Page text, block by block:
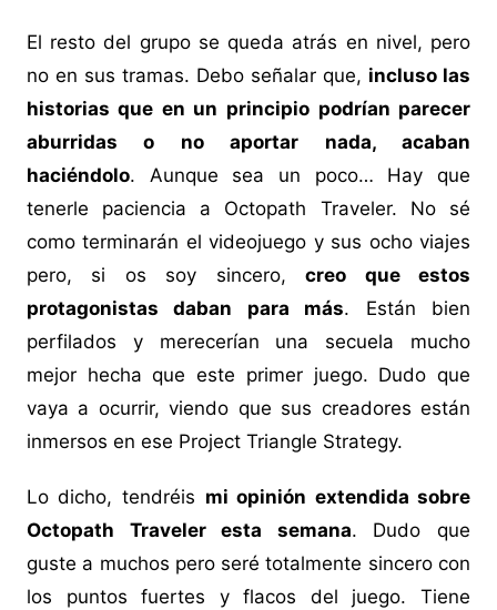
El resto del grupo se queda atrás en nivel, pero
no en sus tramas. Debo señalar que, incluso las
historias que en un principio podrían parecer
aburridas o no aportar nada, acaban
haciéndolo. Aunque sea un poco… Hay que
tenerle paciencia a Octopath Traveler. No sé
como terminarán el videojuego y sus ocho viajes
pero, si os soy sincero,creo que estos
protagonistas daban para más. Están bien
perfilados y merecerían una secuela mucho
mejor hecha que este primer juego. Dudo que
vaya a ocurrir, viendo que sus creadores están
inmersos en ese Project Triangle Strategy.
Lo dicho, tendréis mi opinión extendida sobre
Octopath Traveler esta semana. Dudo que
guste a muchos pero seré totalmente sincero con
los puntos fuertes y flacos del juego. Tiene